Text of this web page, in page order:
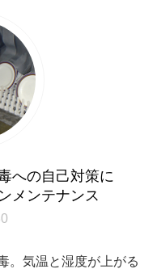
への自己対策に
メンテナンス
。気温と湿度が上がる